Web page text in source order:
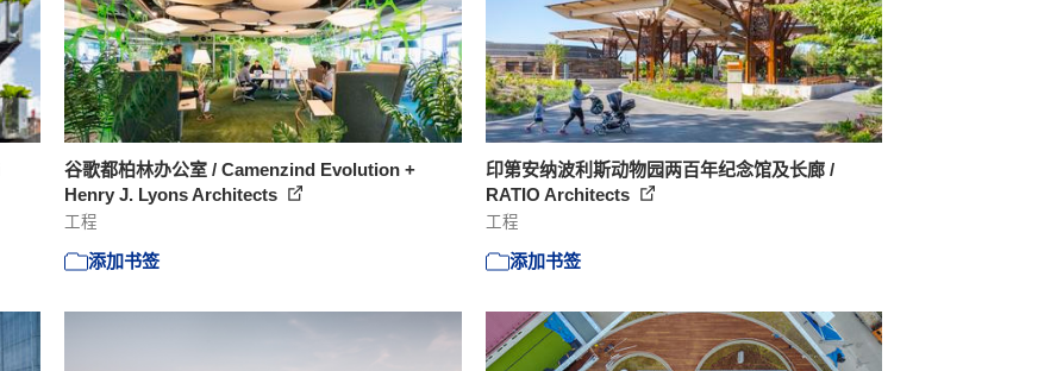
谷歌都柏林办公室 / Camenzind Evolution +
Henry J. Lyons Architects
工程
添加书签
印第安纳波利斯动物园两百年纪念馆及长廊 /
RATIO Architects
工程
添加书签